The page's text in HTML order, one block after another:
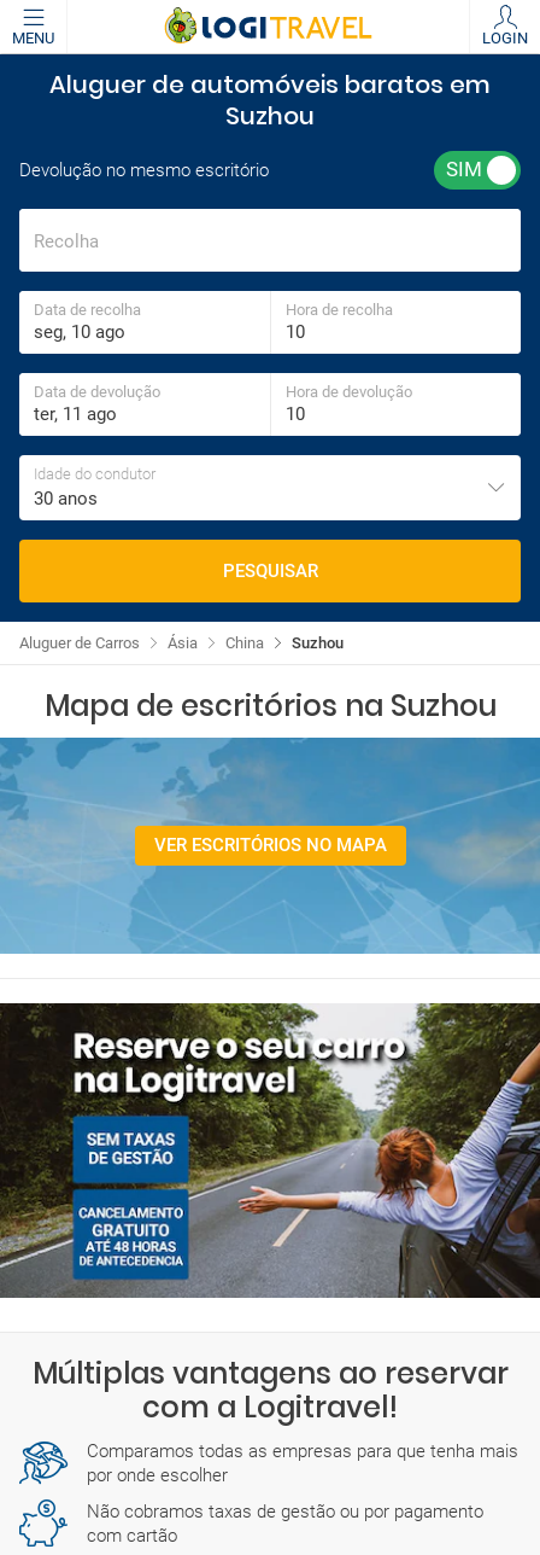
MENU LOGIN
Aluguer de automóveis baratos em
Suzhou
Devolução no mesmo escritório
Recolha
Data de recolha Hora de recolha
Data de devolução Hora de devolução
Idade do condutor
30 anos
PESQUISAR
Suzhou
China
Ásia
Aluguer de Carros
Mapa de escritórios na Suzhou
VER ESCRITÓRIOS NO MAPA
Múltiplas vantagens ao reservar
com a Logitravel!
Comparamos todas as empresas para que tenha mais
por onde escolher
Não cobramos taxas de gestão ou por pagamento
com cartão